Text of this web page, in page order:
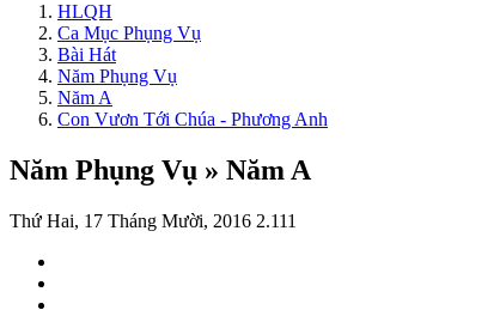
HLQH
Ca Mục Phụng Vụ
Bài Hát
Năm Phụng Vụ
Năm A
Con Vươn Tới Chúa - Phương Anh
Năm Phụng Vụ » Năm A
Thứ Hai, 17 Tháng Mười, 2016 2.111